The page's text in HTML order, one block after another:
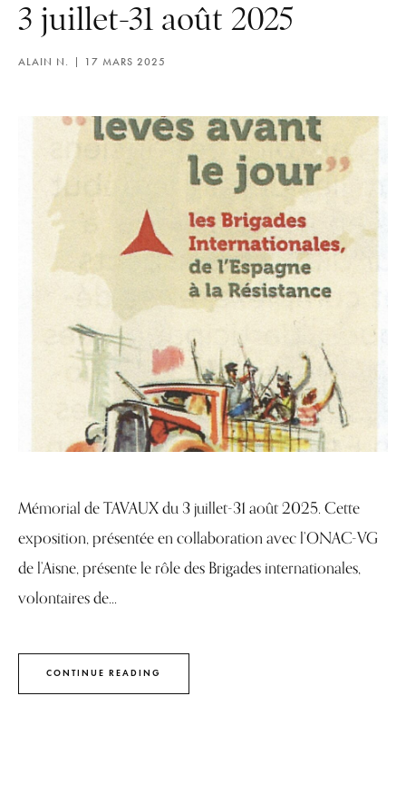
3 juillet-31 août 2025
ALAIN N. 17 MARS 2025
Mémorial de TAVAUX du 3 juillet-31 août 2025. Cette
exposition, présentée en collaboration avec l’ONAC-VG
de l’Aisne, présente le rôle des Brigades internationales,
volontaires de...
CONTINUE READING